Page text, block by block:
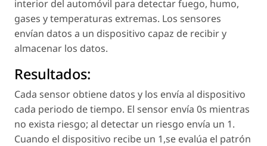
interior del automóvil para detectar fuego, humo,
gases y temperaturas extremas. Los sensores
envían datos a un dispositivo capaz de recibir y
almacenar los datos.
Resultados:
Cada sensor obtiene datos y los envía al dispositivo
cada periodo de tiempo. El sensor envía 0s mientras
no exista riesgo; al detectar un riesgo envía un 1.
Cuando el dispositivo recibe un 1,se evalúa el patrón